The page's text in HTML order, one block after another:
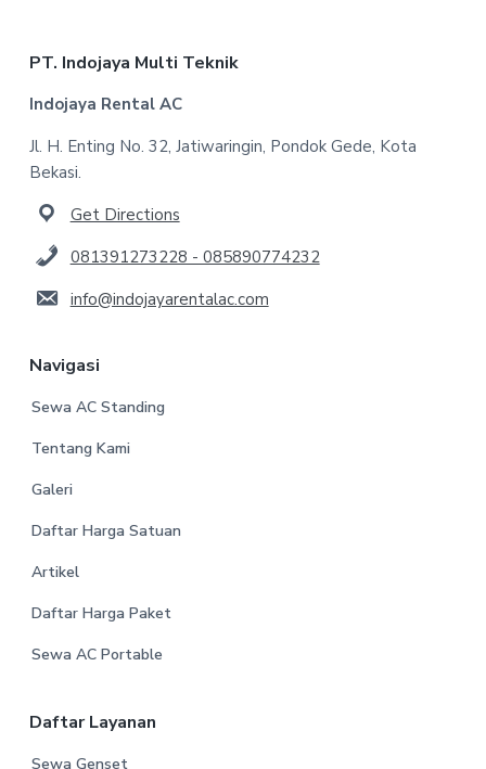
Footer
PT. Indojaya Multi Teknik
Indojaya Rental AC
Jl. H. Enting No. 32, Jatiwaringin, Pondok Gede, Kota
Bekasi.
Get Directions
081391273228 - 085890774232
info@indojayarentalac.com
Navigasi
Sewa AC Standing
Tentang Kami
Galeri
Daftar Harga Satuan
Artikel
Daftar Harga Paket
Sewa AC Portable
Daftar Layanan
Sewa Genset